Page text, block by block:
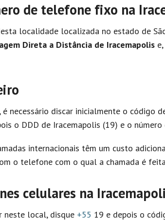
de telefone fixo na
localidade localizada no estado de
Direta a Distância de Iracemapolis
necessário discar inicialmente o código
o DDD de Iracemapolis (19) e o
internacionais têm um custo
o telefone com o qual a chamada é
celulares na
neste local, disque +55 19 e depois o